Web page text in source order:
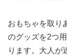
おもちゃを取り
のグッズを2つ
ります。大人が